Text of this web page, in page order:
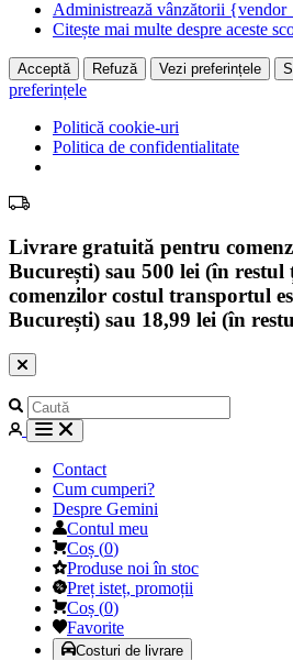
Administrează vânzătorii
Citește mai multe despre aceste
Acceptă Refuză Vezi preferințele
preferințele
Politică cookie-uri
Politica de confidentialitate
Livrare gratuită pentru
București) sau 500 lei (în
comenzilor costul transportul
București) sau 18,99 lei (în
Contact
Cum cumperi?
Despre Gemini
Contul meu
Coș (0)
Produse noi în stoc
Preț isteț, promoții
Coș (0)
Favorite
Costuri de livrare